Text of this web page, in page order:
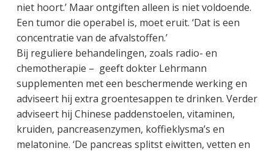
niet hoort.’ Maar ontgiften alleen is niet voldoende.
Een tumor die operabel is, moet eruit. ‘Dat is een
concentratie van de afvalstoffen.’
Bij reguliere behandelingen, zoals radio- en
chemotherapie – geeft dokter Lehrmann
supplementen met een beschermende werking en
adviseert hij extra groentesappen te drinken. Verder
adviseert hij Chinese paddenstoelen, vitaminen,
kruiden, pancreasenzymen, koffieklysma’s en
melatonine. ‘De pancreas splitst eiwitten, vetten en